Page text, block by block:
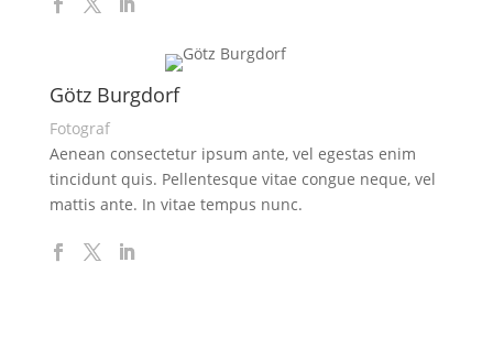
Götz Burgdorf
Fotograf
Aenean consectetur ipsum ante, vel egestas enim
tincidunt quis. Pellentesque vitae congue neque, vel
mattis ante. In vitae tempus nunc.